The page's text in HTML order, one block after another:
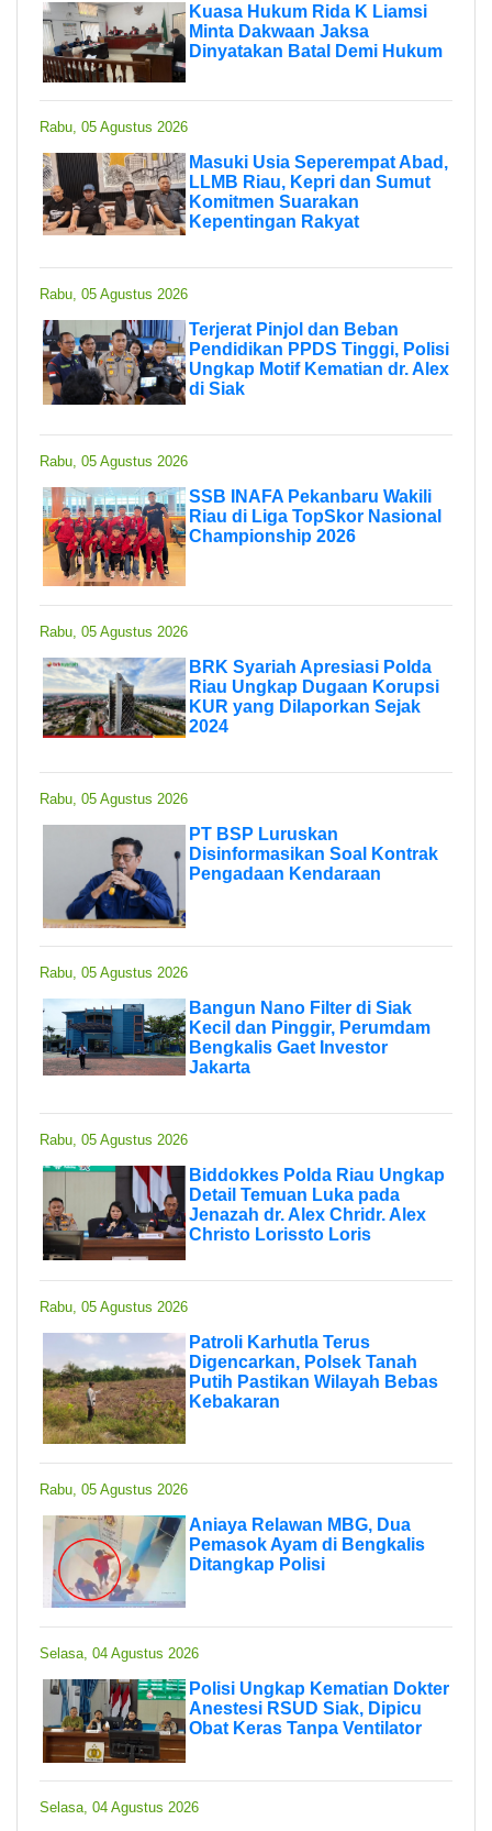
Kuasa Hukum Rida K Liamsi
Minta Dakwaan Jaksa
Dinyatakan Batal Demi Hukum
Rabu, 05 Agustus 2026
Masuki Usia Seperempat Abad,
LLMB Riau, Kepri dan Sumut
Komitmen Suarakan
Kepentingan Rakyat
Rabu, 05 Agustus 2026
Terjerat Pinjol dan Beban
Pendidikan PPDS Tinggi, Polisi
Ungkap Motif Kematian dr. Alex
di Siak
Rabu, 05 Agustus 2026
SSB INAFA Pekanbaru Wakili
Riau di Liga TopSkor Nasional
Championship 2026
Rabu, 05 Agustus 2026
BRK Syariah Apresiasi Polda
Riau Ungkap Dugaan Korupsi
KUR yang Dilaporkan Sejak
2024
Rabu, 05 Agustus 2026
PT BSP Luruskan
Disinformasikan Soal Kontrak
Pengadaan Kendaraan
Rabu, 05 Agustus 2026
Bangun Nano Filter di Siak
Kecil dan Pinggir, Perumdam
Bengkalis Gaet Investor
Jakarta
Rabu, 05 Agustus 2026
Biddokkes Polda Riau Ungkap
Detail Temuan Luka pada
Jenazah dr. Alex Chridr. Alex
Christo Lorissto Loris
Rabu, 05 Agustus 2026
Patroli Karhutla Terus
Digencarkan, Polsek Tanah
Putih Pastikan Wilayah Bebas
Kebakaran
Rabu, 05 Agustus 2026
Aniaya Relawan MBG, Dua
Pemasok Ayam di Bengkalis
Ditangkap Polisi
Selasa, 04 Agustus 2026
Polisi Ungkap Kematian Dokter
Anestesi RSUD Siak, Dipicu
Obat Keras Tanpa Ventilator
Selasa, 04 Agustus 2026